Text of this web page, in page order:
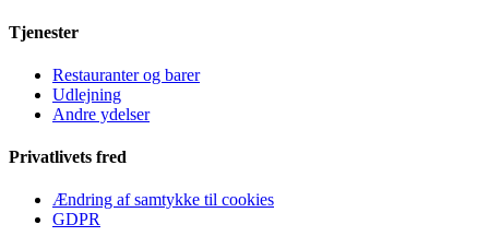
Tjenester
Restauranter og barer
Udlejning
Andre ydelser
Privatlivets fred
Ændring af samtykke til cookies
GDPR